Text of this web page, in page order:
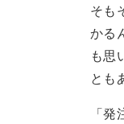
そも
かる
も思
と
「